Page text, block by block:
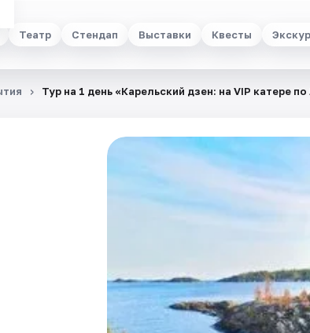
Театр Стендап Выставки Квесты
Тур на 1 день «Карельский дзен: на VIP катере